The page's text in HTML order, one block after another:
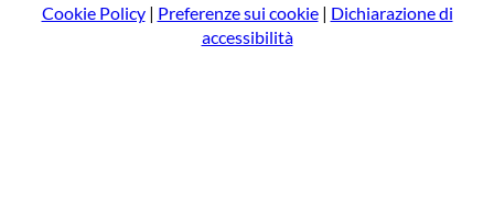
Cookie Policy| Preferenze sui cookie| Dichiarazione di
accessibilità